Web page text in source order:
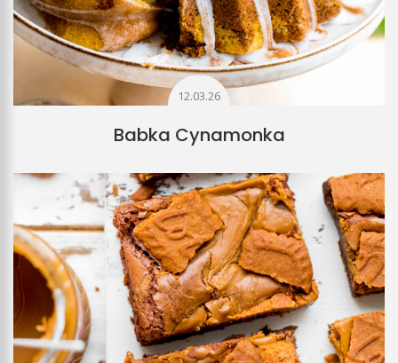
12.03.26
Babka Cynamonka